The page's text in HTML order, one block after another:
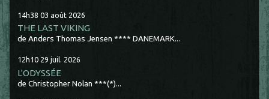
14h38 03 août 2026
THE LAST VIKING
de Anders Thomas Jensen **** DANEMARK...
12h10 29 juil. 2026
L'ODYSSÉE
de Christopher Nolan ***(*)...